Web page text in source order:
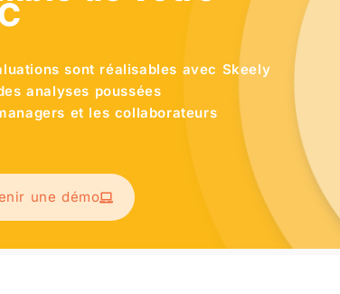
sont réalisables avec Skeely
analyses poussées
et les collaborateurs
une démo